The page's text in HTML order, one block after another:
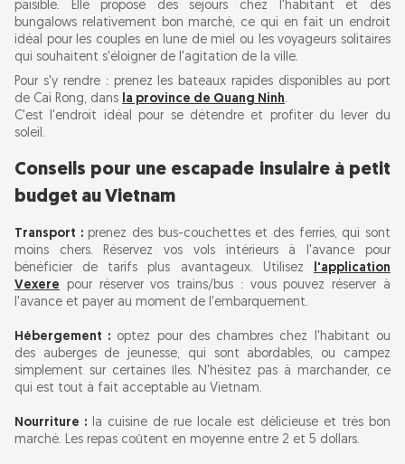
paisible. Elle propose des séjours chez l'habitant et des
bungalows relativement bon marché, ce qui en fait un endroit
idéal pour les couples en lune de miel ou les voyageurs solitaires
qui souhaitent s'éloigner de l'agitation de la ville.
Pour s'y rendre : prenez les bateaux rapides disponibles au port
de Cai Rong, dans la province de Quang Ninh.
C'est l'endroit idéal pour se détendre et profiter du lever du
soleil.
Conseils pour une escapade insulaire à petit
budget au Vietnam
Transport :prenez des bus-couchettes et des ferries, qui sont
moins chers. Réservez vos vols intérieurs à l'avance pour
bénéficier de tarifs plus avantageux. Utilisez
l'application
Vexere pour réserver vos trains/bus : vous pouvez réserver à
l'avance et payer au moment de l'embarquement.
Hébergement : optez pour des chambres chez l'habitant ou
des auberges de jeunesse, qui sont abordables, ou campez
simplement sur certaines îles. N'hésitez pas à marchander, ce
qui est tout à fait acceptable au Vietnam.
Nourriture : la cuisine de rue locale est délicieuse et très bon
marché. Les repas coûtent en moyenne entre 2 et 5 dollars.